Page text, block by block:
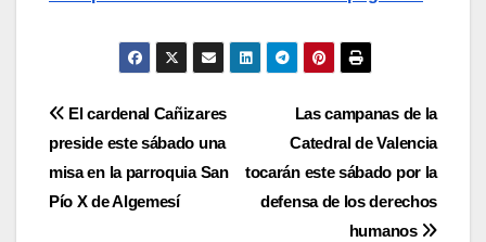
Navegación
de
entradas
Las campanas de la
Catedral de Valencia
tocarán este sábado por la
defensa de los derechos
humanos
El cardenal Cañizares
preside este sábado una
misa en la parroquia San
Pío X de Algemesí